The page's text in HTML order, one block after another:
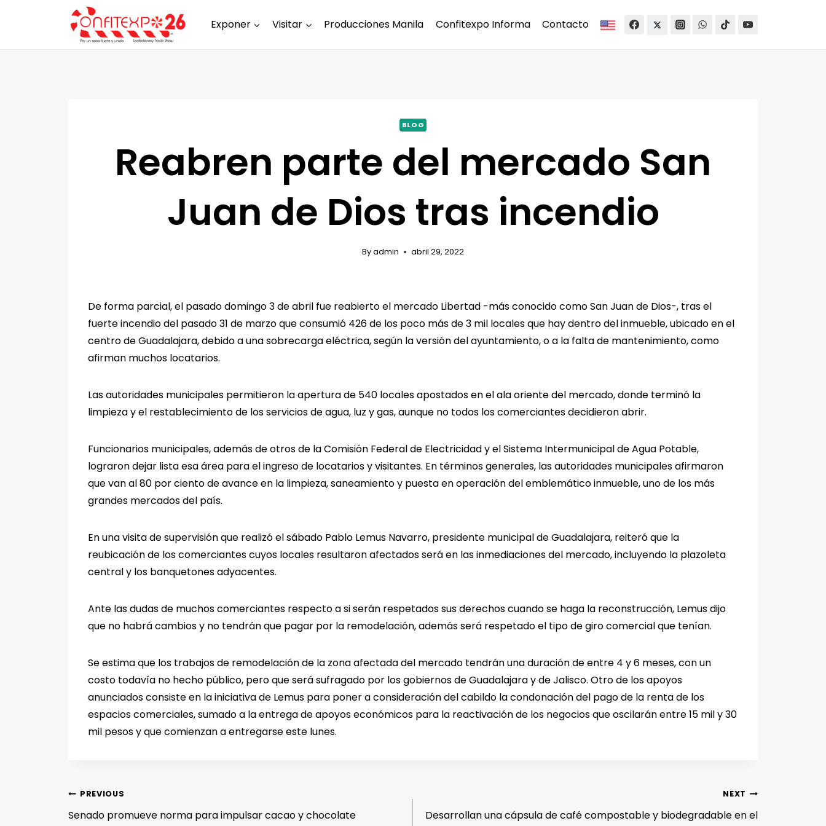
Exponer Visitar Producciones Manila Confitexpo Informa Contacto
BLOG
Reabren parte del mercado San
Juan de Dios tras incendio
Byadmin abril 29, 2022
De forma parcial, el pasado domingo 3 de abril fue reabierto el mercado Libertad -más conocido como San Juan de Dios-, tras el
fuerte incendio del pasado 31 de marzo que consumió 426 de los poco más de 3 mil locales que hay dentro del inmueble, ubicado en el
centro de Guadalajara, debido a una sobrecarga eléctrica, según la versión del ayuntamiento, o a la falta de mantenimiento, como
afirman muchos locatarios.
Las autoridades municipales permitieron la apertura de 540 locales apostados en el ala oriente del mercado, donde terminó la
limpieza y el restablecimiento de los servicios de agua, luz y gas, aunque no todos los comerciantes decidieron abrir.
Funcionarios municipales, además de otros de la Comisión Federal de Electricidad y el Sistema Intermunicipal de Agua Potable,
lograron dejar lista esa área para el ingreso de locatarios y visitantes. En términos generales, las autoridades municipales afirmaron
que van al 80 por ciento de avance en la limpieza, saneamiento y puesta en operación del emblemático inmueble, uno de los más
grandes mercados del país.
En una visita de supervisión que realizó el sábado Pablo Lemus Navarro, presidente municipal de Guadalajara, reiteró que la
reubicación de los comerciantes cuyos locales resultaron afectados será en las inmediaciones del mercado, incluyendo la plazoleta
central y los banquetones adyacentes.
Ante las dudas de muchos comerciantes respecto a si serán respetados sus derechos cuando se haga la reconstrucción, Lemus dijo
que no habrá cambios y no tendrán que pagar por la remodelación, además será respetado el tipo de giro comercial que tenían.
Se estima que los trabajos de remodelación de la zona afectada del mercado tendrán una duración de entre 4 y 6 meses, con un
costo todavía no hecho público, pero que será sufragado por los gobiernos de Guadalajara y de Jalisco. Otro de los apoyos
anunciados consiste en la iniciativa de Lemus para poner a consideración del cabildo la condonación del pago de la renta de los
espacios comerciales, sumado a la entrega de apoyos económicos para la reactivación de los negocios que oscilarán entre 15 mil y 30
mil pesos y que comienzan a entregarse este lunes.
PREVIOUS
Senado promueve norma para impulsar cacao y chocolate
NEXT
Desarrollan una cápsula de café compostable y biodegradable en el